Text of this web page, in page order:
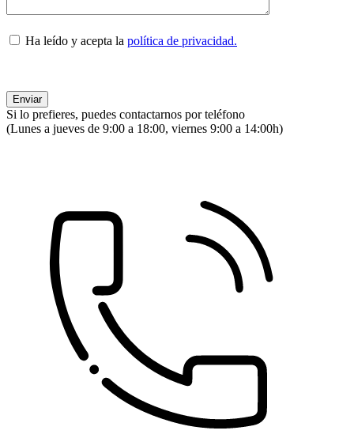
Ha leído y acepta la política de privacidad.
Si lo prefieres, puedes contactarnos por teléfono
(Lunes a jueves de 9:00 a 18:00, viernes 9:00 a 14:00h)